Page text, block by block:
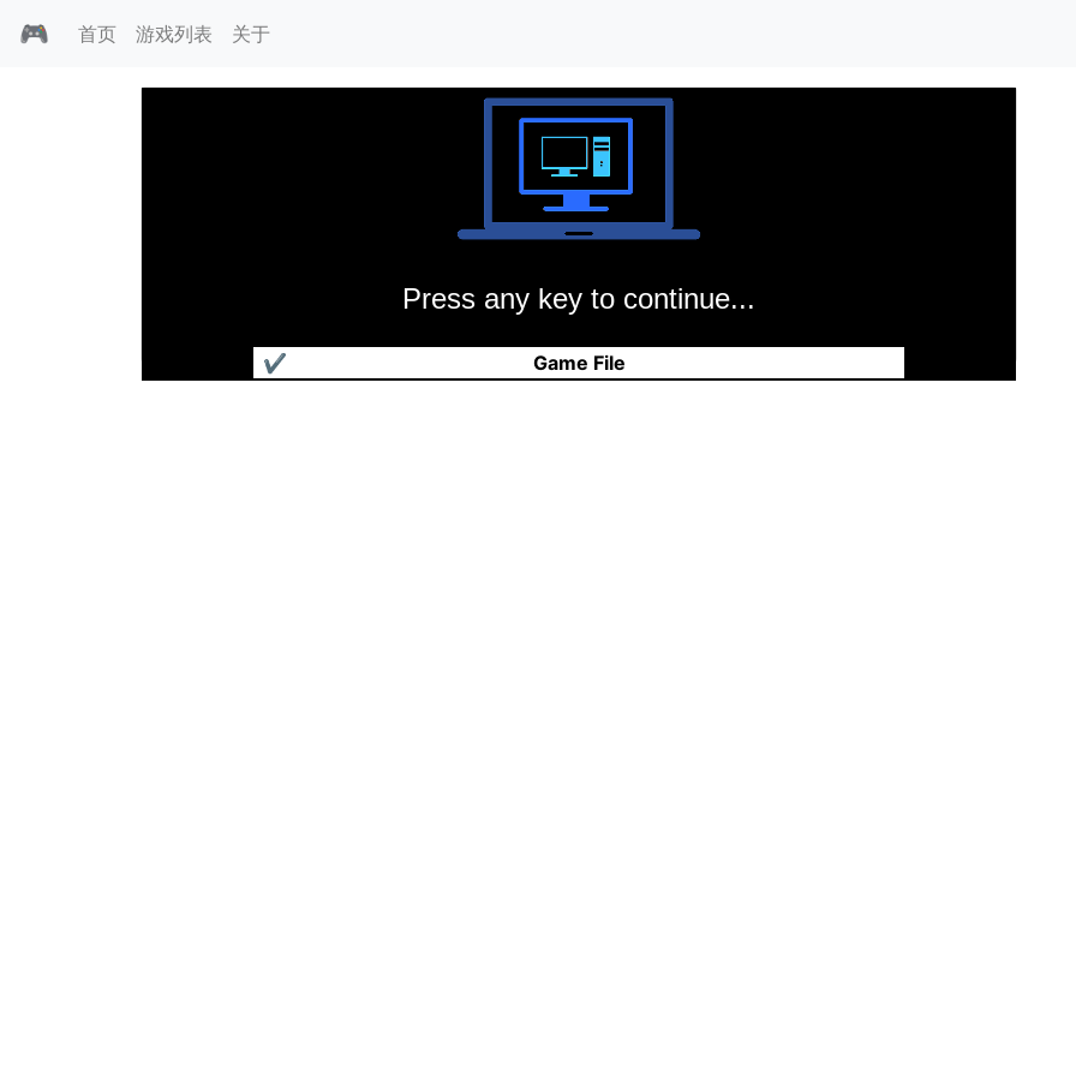
🎮 首页 游戏列表 关于
Press any key to continue...
Game File
✔